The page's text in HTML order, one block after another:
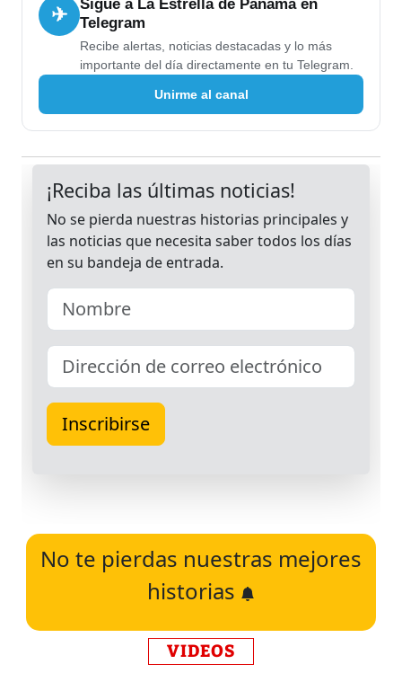
✈
Sigue a La Estrella de Panamá en
Telegram
Recibe alertas, noticias destacadas y lo más
importante del día directamente en tu Telegram.
Unirme al canal
No te pierdas nuestras mejores
historias
VIDEOS